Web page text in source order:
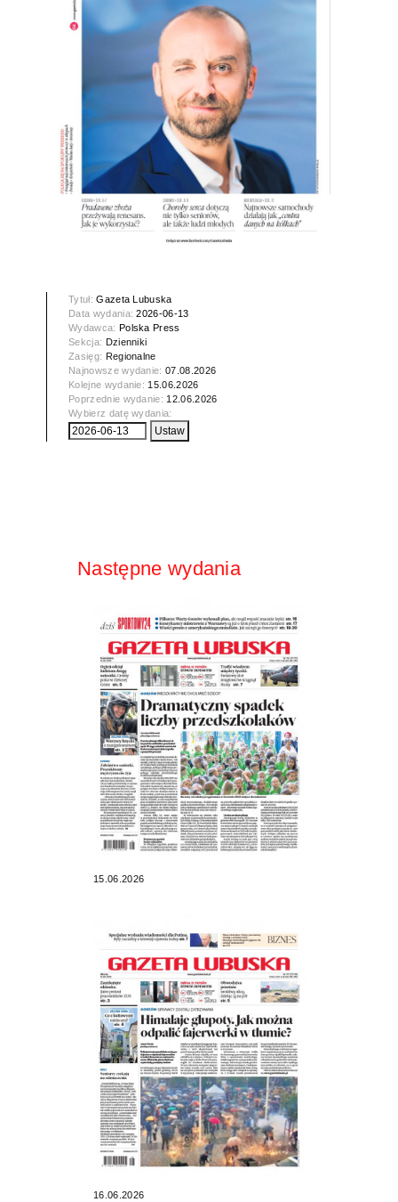
Tytuł:Gazeta Lubuska
Data wydania:2026-06-13
Wydawca: Polska Press
Sekcja: Dzienniki
Zasięg: Regionalne
Najnowsze wydanie:07.08.2026
Kolejne wydanie: 15.06.2026
Poprzednie wydanie: 12.06.2026
Wybierz datę wydania:
Następne wydania
15.06.2026
16.06.2026